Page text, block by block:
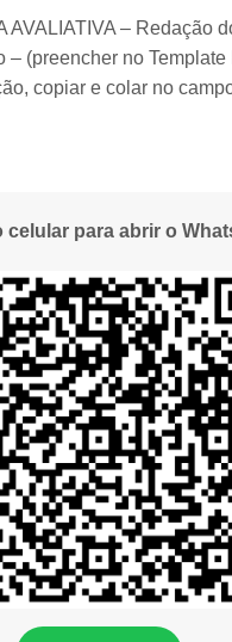
AVALIATIVA – Redação
– (preencher no
copiar e colar no
celular para abrir o